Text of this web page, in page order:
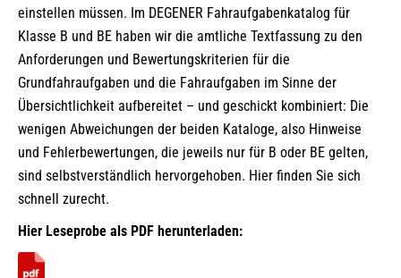
einstellen müssen. Im DEGENER Fahraufgabenkatalog für
Klasse B und BE haben wir die amtliche Textfassung zu den
Anforderungen und Bewertungskriterien für die
Grundfahraufgaben und die Fahraufgaben im Sinne der
Übersichtlichkeit aufbereitet – und geschickt kombiniert: Die
wenigen Abweichungen der beiden Kataloge, also Hinweise
und Fehlerbewertungen, die jeweils nur für B oder BE gelten,
sind selbstverständlich hervorgehoben. Hier finden Sie sich
schnell zurecht.
Hier Leseprobe als PDF herunterladen: